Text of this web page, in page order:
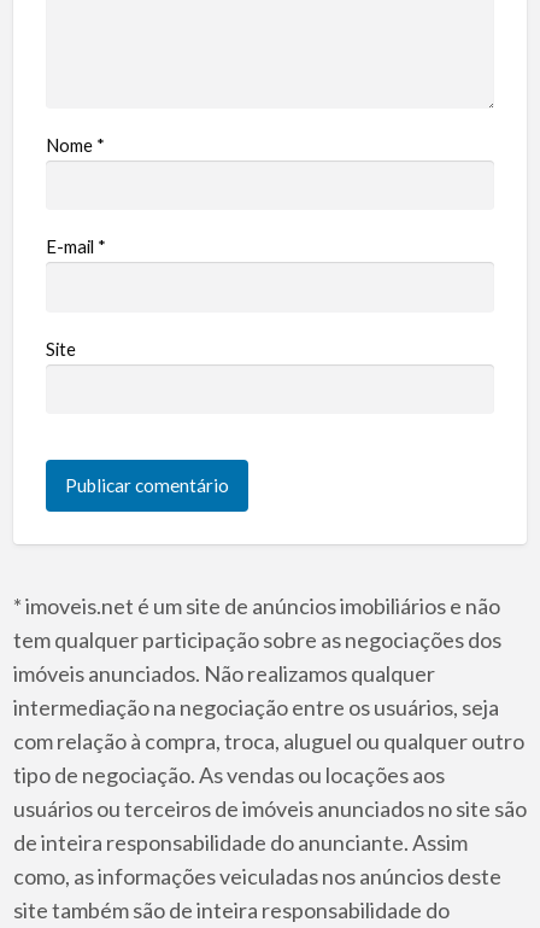
Nome *
E-mail *
Site
* imoveis.net é um site de anúncios imobiliários e não
tem qualquer participação sobre as negociações dos
imóveis anunciados. Não realizamos qualquer
intermediação na negociação entre os usuários, seja
com relação à compra, troca, aluguel ou qualquer outro
tipo de negociação. As vendas ou locações aos
usuários ou terceiros de imóveis anunciados no site são
de inteira responsabilidade do anunciante. Assim
como, as informações veiculadas nos anúncios deste
site também são de inteira responsabilidade do